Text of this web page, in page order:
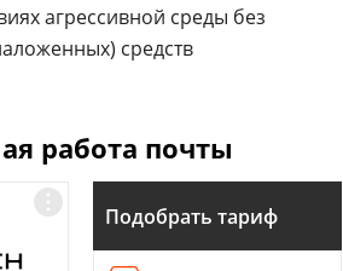
агрессивной среды без
средств
работа почты
Подобрать тариф